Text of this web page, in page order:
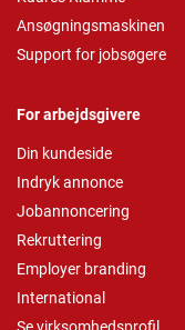
Ansøgningsmaskinen
Support for jobsøgere
For arbejdsgivere
Din kundeside
Indryk annonce
Jobannoncering
Rekruttering
Employer branding
International